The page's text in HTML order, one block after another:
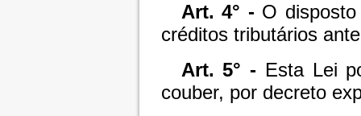
Art. 4° - O
créditos tributários
Art. 5° - Esta Lei
couber, por decreto